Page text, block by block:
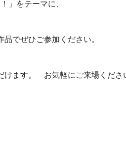
」をテーマに、
でぜひご参加ください。
けます。 お気軽にご来場くださ